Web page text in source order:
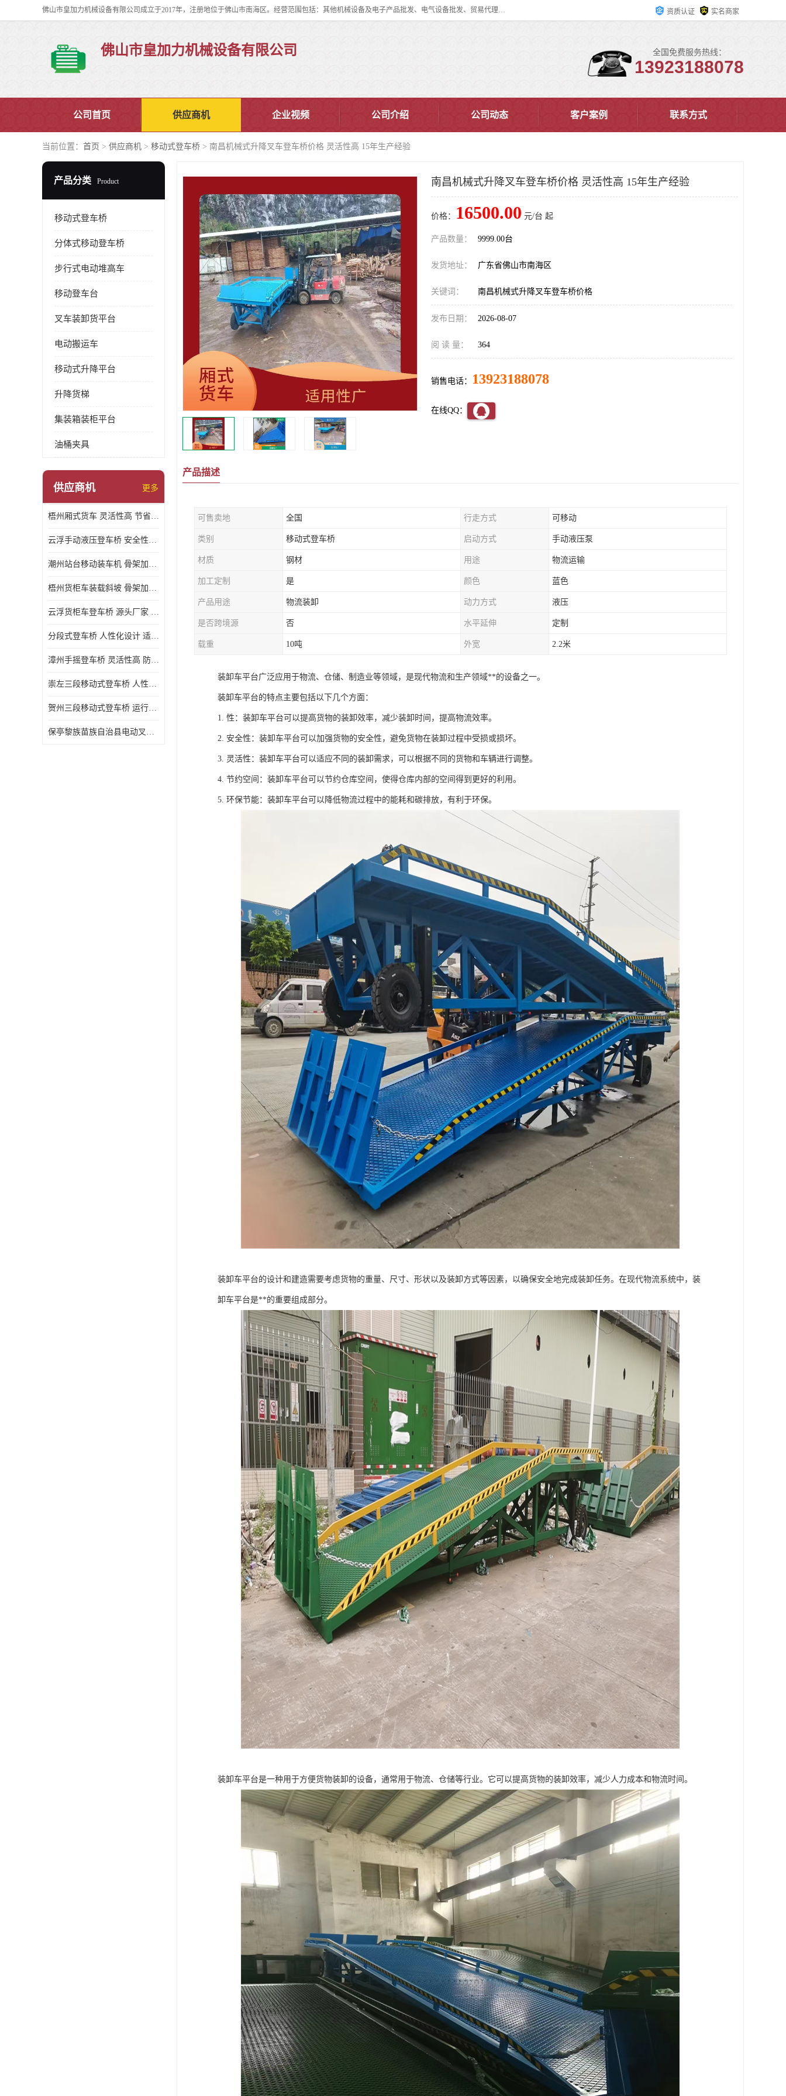
佛山市皇加力机械设备有限公司成立于2017年，注册地位于佛山市南海区。经营范围包括：其他机械设备及电子产品批发、电气设备批发、贸易代理、五金产品批发等；主要产品有：移动式登车桥、叉车装卸货平台、移动式升降机、升降货梯、油桶夹具、电动堆高车。 资质认证 实名商家
佛山市皇加力机械设备有限公司 全国免费服务热线：
13923188078
公司首页 供应商机 企业视频 公司介绍 公司动态 客户案例 联系方式
当前位置： 首页 > 供应商机 > 移动式登车桥 > 南昌机械式升降叉车登车桥价格 灵活性高 15年生产经验
产品分类 Product
移动式登车桥
分体式移动登车桥
步行式电动堆高车
移动登车台
叉车装卸货平台
电动搬运车
移动式升降平台
升降货梯
集装箱装柜平台
油桶夹具
供应商机 更多
梧州厢式货车 灵活性高 节省空间
云浮手动液压登车桥 安全性较高 节省空间
潮州站台移动装车机 骨架加密 承载更强 皇加力机械设备厂
梧州货柜车装载斜坡 骨架加密 承载更强 皇加力机械设备厂
云浮货柜车登车桥 源头厂家 提高装卸作业效率
分段式登车桥 人性化设计 适用性广
漳州手摇登车桥 灵活性高 防滑性能好
崇左三段移动式登车桥 人性化设计 防滑性能好
贺州三段移动式登车桥 运行可靠 防滑性能好
保亭黎族苗族自治县电动叉车 性能稳定 运行平稳
南昌机械式升降叉车登车桥价格 灵活性高 15年生产经验
价格： 16500.00 元/台 起
产品数量： 9999.00台
发货地址： 广东省佛山市南海区
关键词： 南昌机械式升降叉车登车桥价格
发布日期： 2026-08-07
阅 读 量： 364
销售电话： 13923188078
在线QQ：
产品描述
可售卖地 全国 行走方式 可移动
类别 移动式登车桥 启动方式 手动液压泵
材质 钢材 用途 物流运输
加工定制 是 颜色 蓝色
产品用途 物流装卸 动力方式 液压
是否跨境源 否 水平延伸 定制
载重 10吨 外宽 2.2米
装卸车平台广泛应用于物流、仓储、制造业等领域，是现代物流和生产领域**的设备之一。
装卸车平台的特点主要包括以下几个方面：
1. 性：装卸车平台可以提高货物的装卸效率，减少装卸时间，提高物流效率。
2. 安全性：装卸车平台可以加强货物的安全性，避免货物在装卸过程中受损或损坏。
3. 灵活性：装卸车平台可以适应不同的装卸需求，可以根据不同的货物和车辆进行调整。
4. 节约空间：装卸车平台可以节约仓库空间，使得仓库内部的空间得到更好的利用。
5. 环保节能：装卸车平台可以降低物流过程中的能耗和碳排放，有利于环保。
装卸车平台的设计和建造需要考虑货物的重量、尺寸、形状以及装卸方式等因素，以确保安全地完成装卸任务。在现代物流系统中，装
卸车平台是**的重要组成部分。
装卸车平台是一种用于方便货物装卸的设备，通常用于物流、仓储等行业。它可以提高货物的装卸效率，减少人力成本和物流时间。